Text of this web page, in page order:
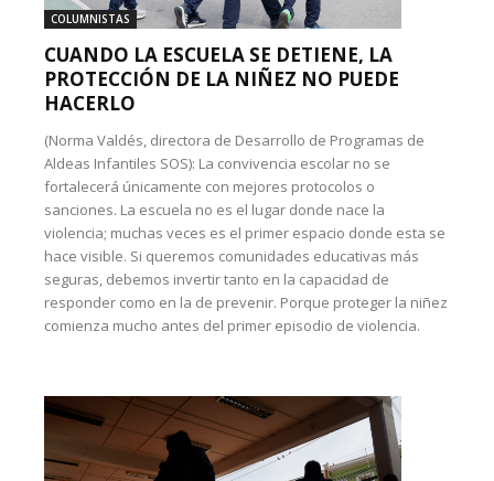
COLUMNISTAS
CUANDO LA ESCUELA SE DETIENE, LA
PROTECCIÓN DE LA NIÑEZ NO PUEDE
HACERLO
(Norma Valdés, directora de Desarrollo de Programas de
Aldeas Infantiles SOS): La convivencia escolar no se
fortalecerá únicamente con mejores protocolos o
sanciones. La escuela no es el lugar donde nace la
violencia; muchas veces es el primer espacio donde esta se
hace visible. Si queremos comunidades educativas más
seguras, debemos invertir tanto en la capacidad de
responder como en la de prevenir. Porque proteger la niñez
comienza mucho antes del primer episodio de violencia.